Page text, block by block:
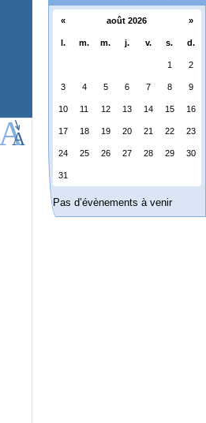
« août 2026 »
l. m. m. j. v. s. d.
1 2
3 4 5 6 7 8 9
10 11 12 13 14 15 16
17 18 19 20 21 22 23
24 25 26 27 28 29 30
31
Pas d’évènements à venir